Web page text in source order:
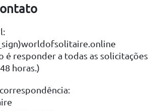
é responder a todas as solicitações
horas.)